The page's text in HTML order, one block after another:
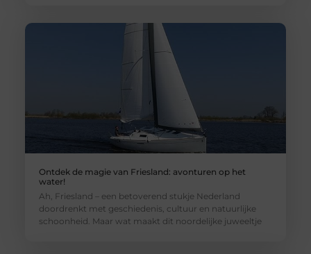
Ontdek de magie van Friesland: avonturen op het
water!
Ah, Friesland – een betoverend stukje Nederland
doordrenkt met geschiedenis, cultuur en natuurlijke
schoonheid. Maar wat maakt dit noordelijke juweeltje